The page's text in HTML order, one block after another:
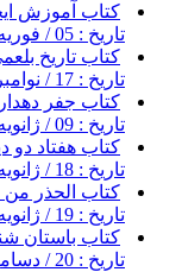
کتاب آموزش
تاریخ : 05 / فوریه / 2017
کتاب تاریخ
تاریخ : 17 / نوامبر / 2016
کتاب جفر دهدار
تاریخ : 09 / ژانویه / 2017
کتاب هفتاد دو
تاریخ : 18 / ژانویه / 2017
کتاب الحذر من
تاریخ : 19 / ژانویه / 2017
کتاب باستان
تاریخ : 20 / دسامبر / 2016